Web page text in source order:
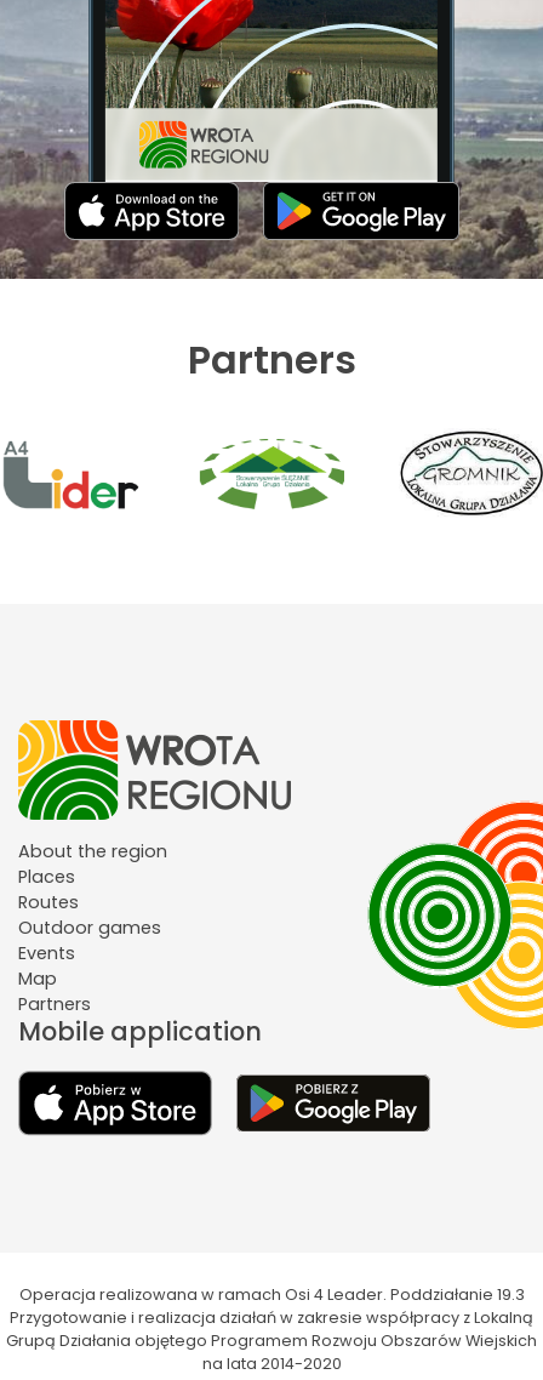
Partners
About the region
Places
Routes
Outdoor games
Events
Map
Partners
Mobile application
Operacja realizowana w ramach Osi 4 Leader. Poddziałanie 19.3
Przygotowanie i realizacja działań w zakresie współpracy z Lokalną
Grupą Działania objętego Programem Rozwoju Obszarów Wiejskich
na lata 2014-2020